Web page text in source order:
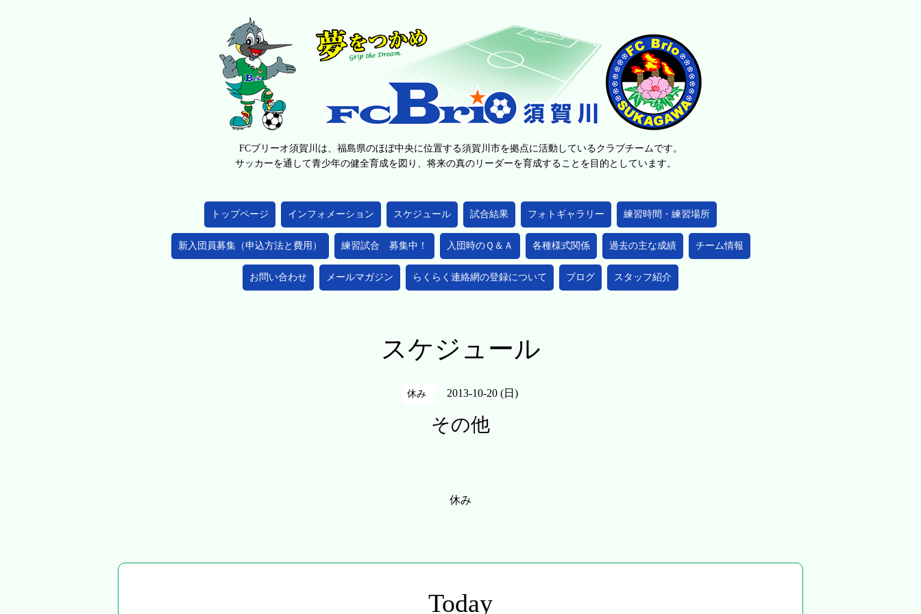
FCブリーオ須賀川は、福島県のほぼ中央に位置する須賀川市を拠点に活動しているクラブチームです。
サッカーを通して青少年の健全育成を図り、将来の真のリーダーを育成することを目的としています。
トップページ インフォメーション スケジュール 試合結果 フォトギャラリー 練習時間・練習場所
新入団員募集（申込方法と費用） 練習試合 募集中！ 入団時のＱ＆Ａ 各種様式関係 過去の主な成績 チーム情報
お問い合わせ メールマガジン らくらく連絡網の登録について ブログ スタッフ紹介
スケジュール
休み 2013-10-20 (日)
その他
休み
Today